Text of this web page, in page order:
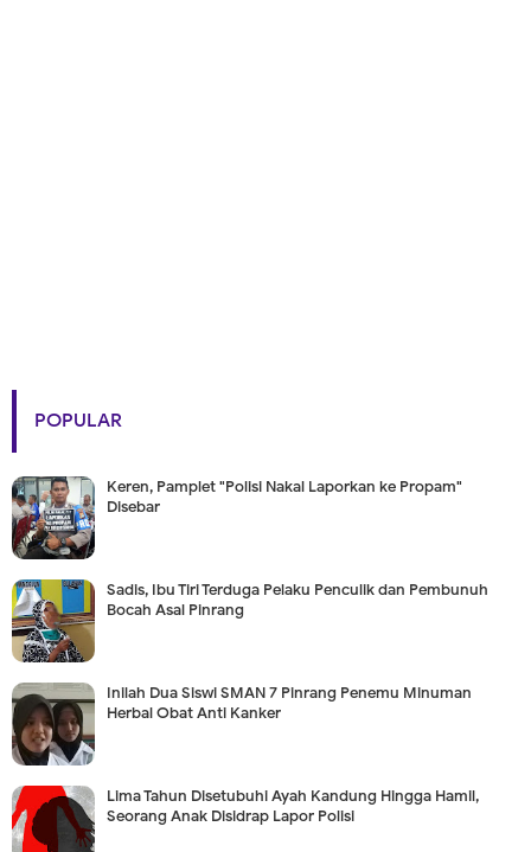
POPULAR
Keren, Pamplet "Polisi Nakal Laporkan ke Propam"
Disebar
Sadis, Ibu Tiri Terduga Pelaku Penculik dan Pembunuh
Bocah Asal Pinrang
Inilah Dua Siswi SMAN 7 Pinrang Penemu Minuman
Herbal Obat Anti Kanker
Lima Tahun Disetubuhi Ayah Kandung Hingga Hamil,
Seorang Anak Disidrap Lapor Polisi